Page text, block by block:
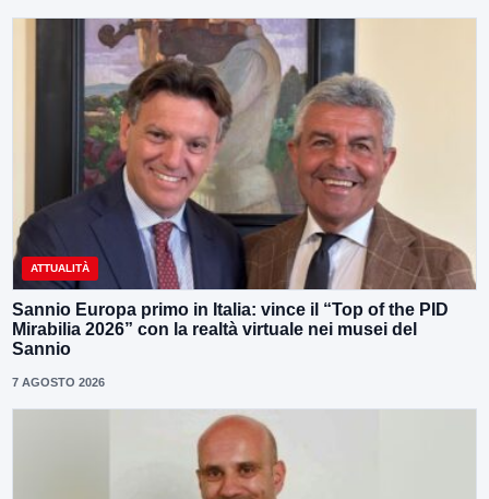
ATTUALITÀ
Sannio Europa primo in Italia: vince il “Top of the PID
Mirabilia 2026” con la realtà virtuale nei musei del
Sannio
7 AGOSTO 2026